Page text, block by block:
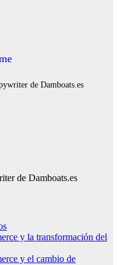
de Damboats.es
de Damboats.es
y la transformación del
y el cambio de